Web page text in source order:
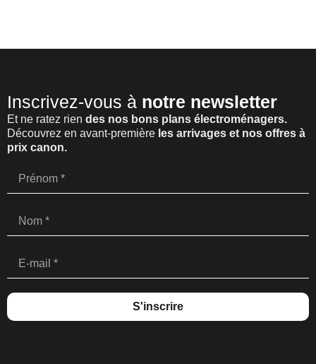
Inscrivez-vous à notre newsletter
Et ne ratez rien des nos bons plans électroménagers.
Découvrez en avant-première les arrivages et nos offres à
prix canon.
S'inscrire